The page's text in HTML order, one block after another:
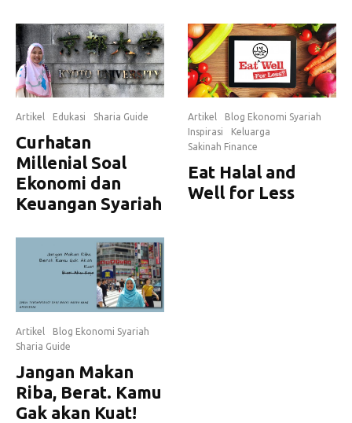
Artikel Edukasi Sharia Guide
Curhatan
Millenial Soal
Ekonomi dan
Keuangan Syariah
Artikel
Blog Ekonomi Syariah
Sharia Guide
Jangan Makan
Riba, Berat. Kamu
Gak akan Kuat!
Artikel
Blog Ekonomi Syariah
Inspirasi
Keluarga
Sakinah Finance
Eat Halal and
Well for Less